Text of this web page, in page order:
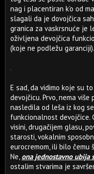
nag i placentiran k’o od
slagali da je dovojčica
granica za vaskrsnuće je
oživljena devojčica
(koje ne podležu garanciji).
E sad, da vidimo koje su
devojčicu. Prvo, nema
nasledila od leša iz kog
funkcionalnost devojčice.
visini, drugačijem glasu,
starosti, vokalnim
eurocremom, ili bilo čemu
Ne, ona jednostavno ubija
ostalim stvarima je